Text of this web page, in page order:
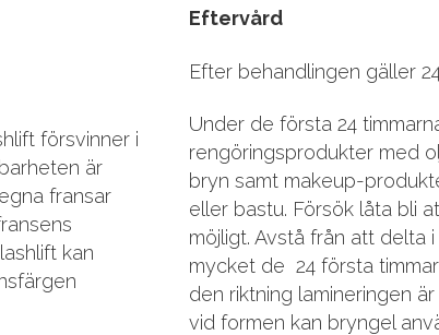
försvinner i
är
fransar
kan
Eftervård
Efter behandlingen gäller
Under de första 24
rengöringsprodukter med
bryn samt makeup-
eller bastu. Försök låta bli
möjligt. Avstå från att delta
mycket de 24 första
den riktning lamineringen
vid formen kan bryngel